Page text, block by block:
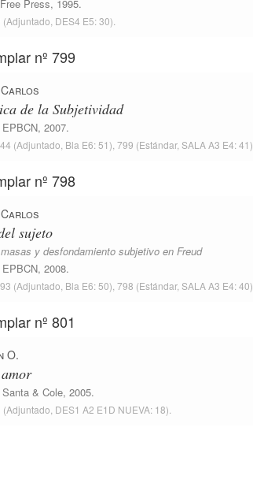
Free Press, 1995.
(Adjuntado, DES4 E5: 30).
nº 799
Carlos
de la Subjetividad
EPBCN, 2007.
(Adjuntado, Bla E6: 51), 799 (Estándar, SALA A3 E4: 41).
nº 798
Carlos
sujeto
y desfondamiento subjetivo en Freud
EPBCN, 2008.
(Adjuntado, Bla E6: 50), 798 (Estándar, SALA A3 E4: 40).
nº 801
O.
Santa & Cole, 2005.
(Adjuntado, DES1 A2 E1D NUEVA: 18).